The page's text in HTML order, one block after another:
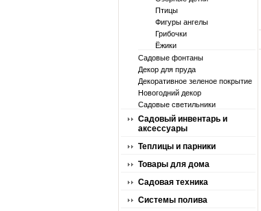
Птицы
Фигуры ангелы
Грибочки
Ёжики
Садовые фонтаны
Декор для пруда
Декоративное зеленое покрытие
Новогодний декор
Садовые светильники
Садовый инвентарь и
аксессуары
Теплицы и парники
Товары для дома
Садовая техника
Системы полива